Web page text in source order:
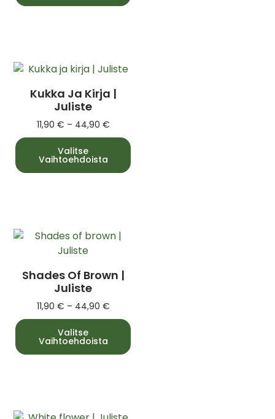
Kukka Ja Kirja |
Juliste
11,90 € – 44,90 €
Valitse
Vaihtoehdoista
Shades Of Brown |
Juliste
11,90 € – 44,90 €
Valitse
Vaihtoehdoista